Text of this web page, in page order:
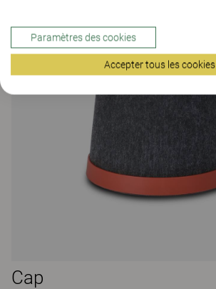
Cap
Paramètres des cookies
Accepter tous les cookies